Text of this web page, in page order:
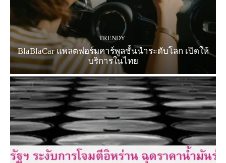
TRENDY
BlaBlaCar แพลตฟอร์มคาร์พูลชั้นนำระดับโลก เปิดให้
บริการในไทย